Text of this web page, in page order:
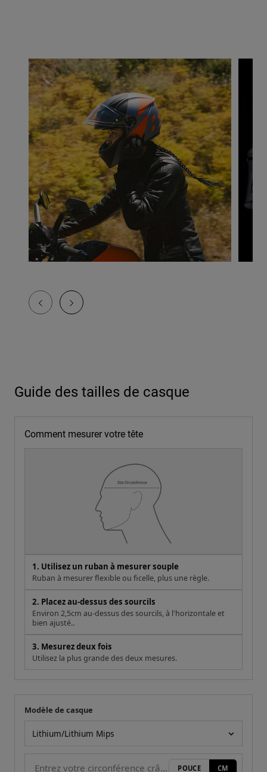
Guide des tailles de casque
Comment mesurer votre tête
1. Utilisez un ruban à mesurer souple
Ruban à mesurer flexible ou ficelle, plus une règle.
2. Placez au-dessus des sourcils
Environ 2,5cm au-dessus des sourcils, à l'horizontale et
bien ajusté..
3. Mesurez deux fois
Utilisez la plus grande des deux mesures.
Votre mesure
Modèle de casque
POUCE CM